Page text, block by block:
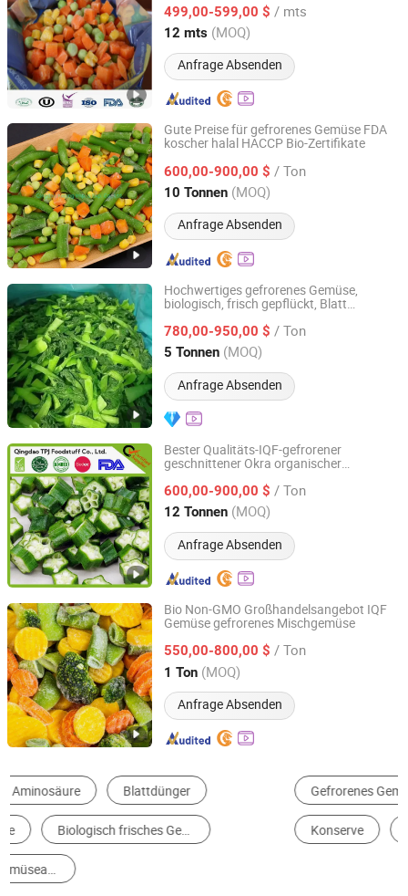
499,00-599,00 $ / mts
12 mts (MOQ)
Anfrage Absenden
Shandong, China Seit 2019
Gute Preise für gefrorenes Gemüse FDA
koscher halal HACCP Bio-Zertifikate
600,00-900,00 $ / Ton
10 Tonnen (MOQ)
Anfrage Absenden
Qingdao TPJ Foodstuff Co., Ltd.
Shandong, China Seit 2020
Hochwertiges gefrorenes Gemüse,
biologisch, frisch gepflückt, Blatt
780,00-950,00 $ / Ton
5 Tonnen (MOQ)
Anfrage Absenden
Hanfang Kangcheng (Shandong) Health Technology Co.,
Ltd.
Shandong, China Seit 2026
Bester Qualitäts-IQF-gefrorener
geschnittener Okra organischer
600,00-900,00 $ / Ton
12 Tonnen (MOQ)
Anfrage Absenden
Qingdao TPJ Foodstuff Co., Ltd.
Shandong, China Seit 2020
Bio Non-GMO Großhandelsangebot IQF
Gemüse gefrorenes Mischgemüse
550,00-800,00 $ / Ton
1 Ton (MOQ)
Anfrage Absenden
Heze City Mudan District Shengxinyuan Food Co., Ltd.
Shandong, China Seit 2025
Gefrorenes Gemüse Knoblauch Ingwer
Konserve Obst und Kürbis Karrote und Rübe